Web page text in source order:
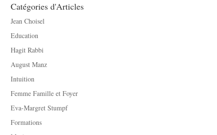
Catégories d'Articles
Jean Choisel
Education
Hagit Rabbi
August Manz
Intuition
Femme Famille et Foyer
Eva-Margret Stumpf
Formations